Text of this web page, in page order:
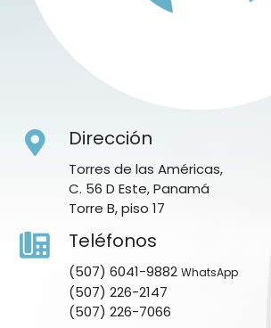
Dirección
Torres de las Américas,
C. 56 D Este, Panamá
Torre B, piso 17
Teléfonos
(507) 6041-9882 WhatsApp
(507) 226-2147
(507) 226-7066